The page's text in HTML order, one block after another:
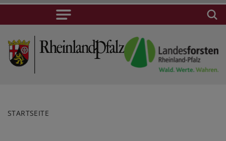
STARTSEITE